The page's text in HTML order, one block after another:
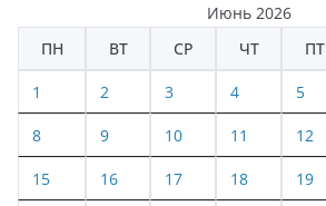
Июнь 2026
ПН
ВТ СР ЧТ ПТ
1 2 3 4 5
8 9 10 11 12
15 16 17 18 19